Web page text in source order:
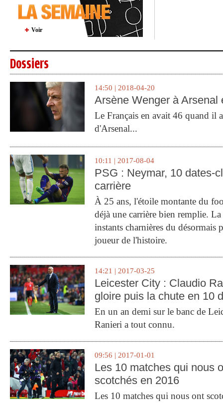
Voir
Dossiers
14:50 | 2018-04-20
Arsène Wenger à Arsenal
Le Français en avait 46 quand il
d'Arsenal...
10:11 | 2017-08-04
PSG : Neymar, 10 dates-
carrière
À 25 ans, l'étoile montante du
déjà une carrière bien remplie.
instants charnières du désormais
joueur de l'histoire.
14:21 | 2017-03-25
Leicester City : Claudio
gloire puis la chute en 10
En un an demi sur le banc de
Ranieri a tout connu.
09:56 | 2017-01-01
Les 10 matches qui nous
scotchés en 2016
Les 10 matches qui nous ont